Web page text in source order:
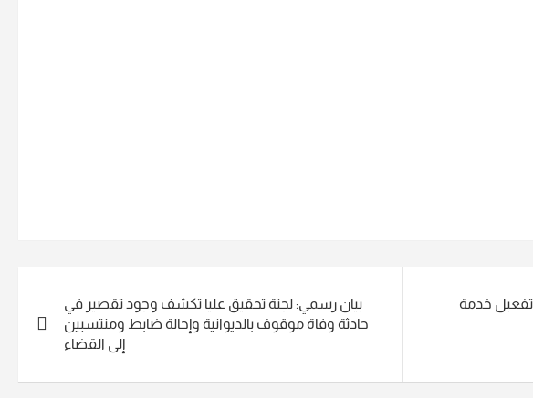
تفعيل خدمة
بيان رسمي: لجنة تحقيق عليا تكشف وجود تقصير في
حادثة وفاة موقوف بالديوانية وإحالة ضابط ومنتسبين
إلى القضاء